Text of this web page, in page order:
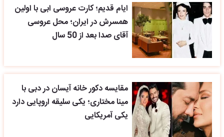
ایام قدیم؛ کارت عروسی ابی با اولین
همسرش در ایران؛ محل عروسی
آقای صدا بعد از 50 سال
مقایسه دکور خانه آیسان در دبی با
مینا مختاری؛ یکی سلیقه اروپایی دارد
یکی آمریکایی